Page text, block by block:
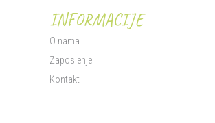
INFORMACIJE
O nama
Zaposlenje
Kontakt